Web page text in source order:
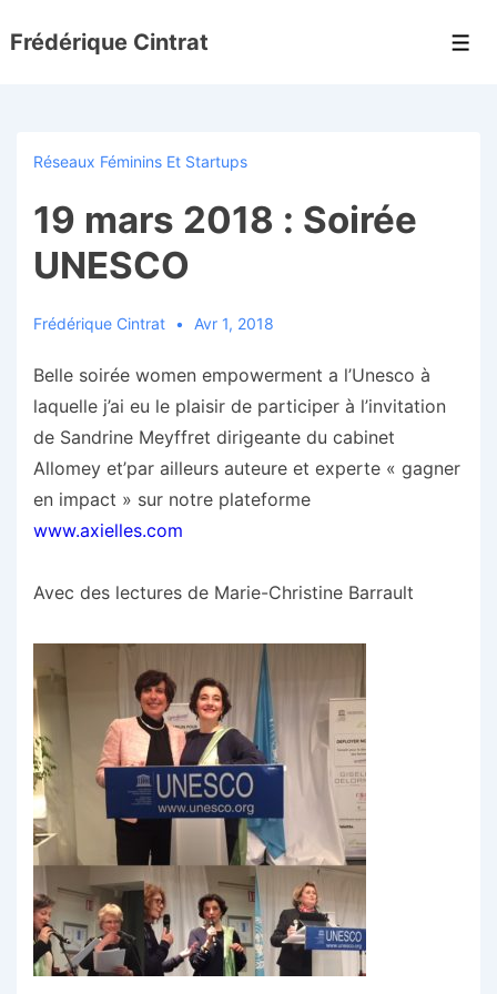
passer
Frédérique Cintrat
Réseaux Féminins Et Startups
19 mars 2018 : Soirée
UNESCO
Frédérique Cintrat Avr 1, 2018
Belle soirée women empowerment a l’Unesco à
laquelle j’ai eu le plaisir de participer à l’invitation
de Sandrine Meyffret dirigeante du cabinet
Allomey et’par ailleurs auteure et experte « gagner
en impact » sur notre plateforme
www.axielles.com
Avec des lectures de Marie-Christine Barrault